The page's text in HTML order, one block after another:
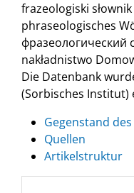
frazeologiski
phraseologisches
фразеологический
nakładnistwo
Die Datenbank
(Sorbisches Institut)
Gegenstand
Quellen
Artikelstruktur